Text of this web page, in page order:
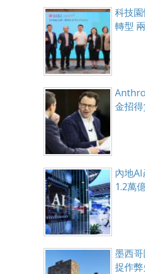
科技
轉型
金招
內地
1.2萬
墨西
捉作